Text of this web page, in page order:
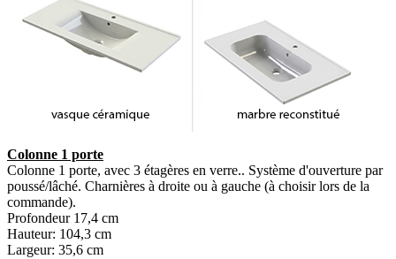
Colonne 1 porte
Colonne 1 porte, avec 3 étagères en verre.. Système d'ouverture par
poussé/lâché. Charnières à droite ou à gauche (à choisir lors de la
commande).
Profondeur 17,4 cm
Hauteur: 104,3 cm
Largeur: 35,6 cm